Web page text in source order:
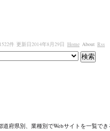
件 更新日2014年8月29日 Home About Rss
府県別、業種別でWebサイトを一覧でき